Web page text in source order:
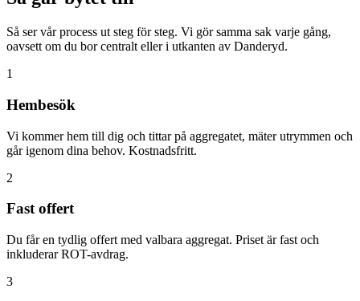
Så ser vår process ut steg för steg. Vi gör samma sak varje gång,
oavsett om du bor centralt eller i utkanten av Danderyd.
1
Hembesök
Vi kommer hem till dig och tittar på aggregatet, mäter utrymmen och
går igenom dina behov. Kostnadsfritt.
2
Fast offert
Du får en tydlig offert med valbara aggregat. Priset är fast och
inkluderar ROT-avdrag.
3